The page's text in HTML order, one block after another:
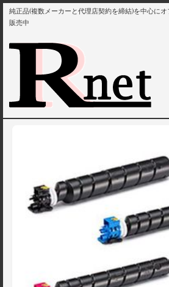
純正品(複数メーカーと代理店契約を締結)を中心に
販売中